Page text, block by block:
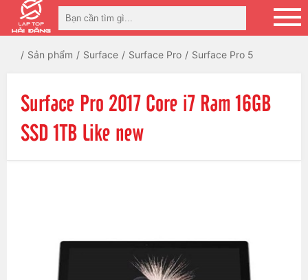
Sản phẩm Surface Surface Pro Surface Pro 5
Surface Pro 2017 Core i7 Ram 16GB
SSD 1TB Like new